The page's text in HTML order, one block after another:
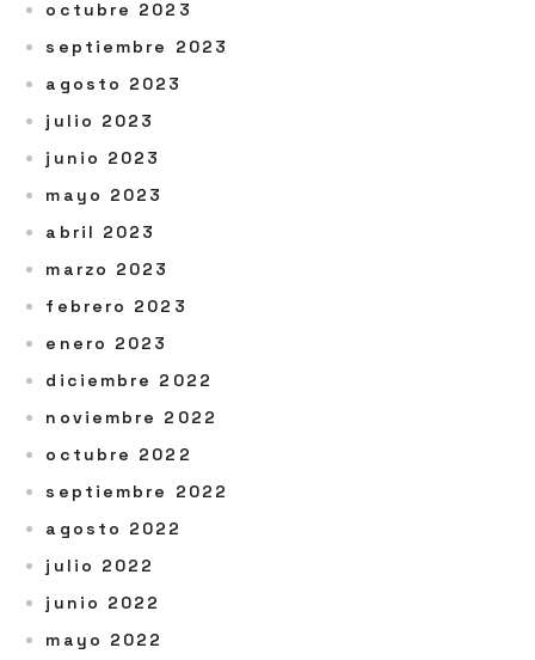
octubre 2023
septiembre 2023
agosto 2023
julio 2023
junio 2023
mayo 2023
abril 2023
marzo 2023
febrero 2023
enero 2023
diciembre 2022
noviembre 2022
octubre 2022
septiembre 2022
agosto 2022
julio 2022
junio 2022
mayo 2022